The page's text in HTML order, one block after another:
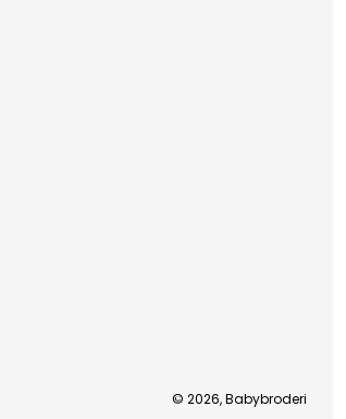
© 2026, Babybroderi